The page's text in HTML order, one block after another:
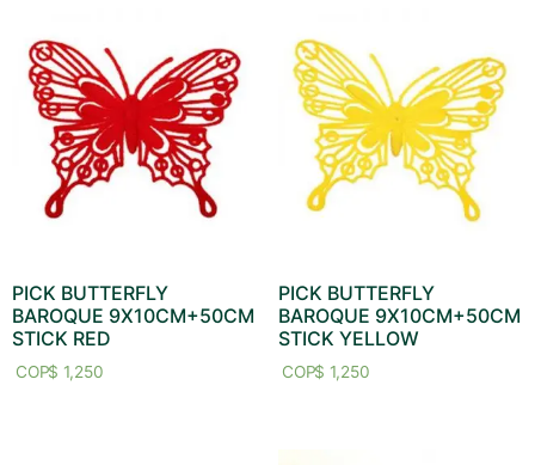
PICK BUTTERFLY
BAROQUE 9X10CM+50CM
STICK RED
$ 1,250
PICK BUTTERFLY
BAROQUE 9X10CM+50CM
STICK YELLOW
$ 1,250